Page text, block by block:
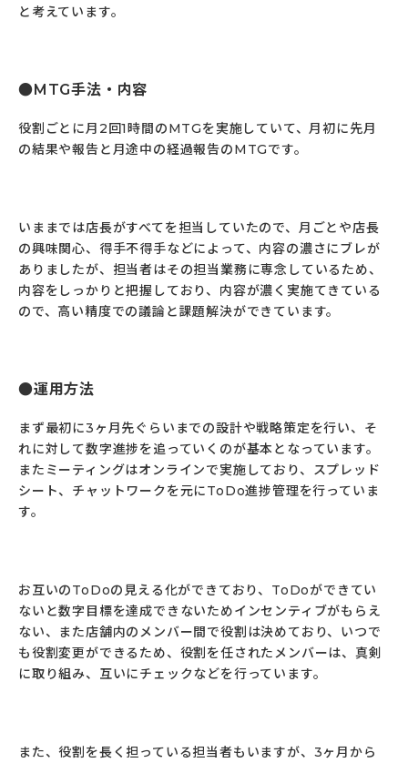
と考えています。
MTG手法・内容
役割ごとに月2回1時間のMTGを実施していて、月初に先月
の結果や報告と月途中の経過報告のMTGです。
いままでは店長がすべてを担当していたので、月ごとや店長
の興味関心、得手不得手などによって、内容の濃さにブレが
ありましたが、担当者はその担当業務に専念しているため、
内容をしっかりと把握しており、内容が濃く実施てきている
ので、高い精度での議論と課題解決ができています。
運用方法
まず最初に3ヶ月先ぐらいまでの設計や戦略策定を行い、そ
れに対して数字進捗を追っていくのが基本となっています。
またミーティングはオンラインで実施しており、スプレッド
シート、チャットワークを元にToDo進捗管理を行っていま
す。
お互いのToDoの見える化ができており、ToDoができてい
ないと数字目標を達成できないためインセンティブがもらえ
ない、また店舗内のメンバー間で役割は決めており、いつで
も役割変更ができるため、役割を任されたメンバーは、真剣
に取り組み、互いにチェックなどを行っています。
また、役割を長く担っている担当者もいますが、3ヶ月から